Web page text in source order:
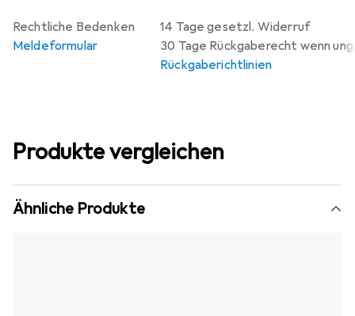
14 Tage gesetzl. Widerruf
30 Tage Rückgaberecht wenn
Rückgaberichtlinien
Rechtliche Bedenken
Meldeformular
Produkte vergleichen
Ähnliche Produkte